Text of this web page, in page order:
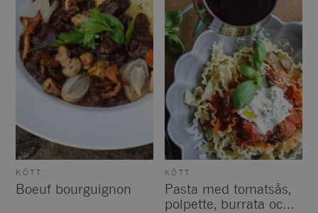
KÖTT
Boeuf bourguignon
KÖTT
Pasta med tomatsås,
polpette, burrata och